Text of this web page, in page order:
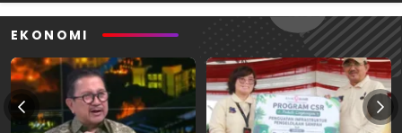
EKONOMI